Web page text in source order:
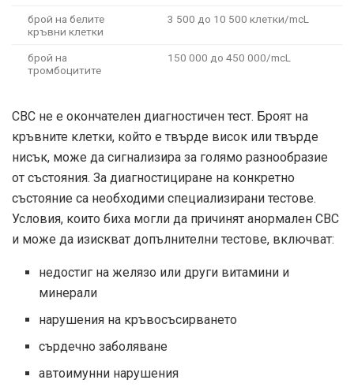
брой на белите
кръвни клетки
3 500 до 10 500 клетки/mcL
брой на
тромбоцитите
150 000 до 450 000/mcL
CBC не е окончателен диагностичен тест. Броят на
кръвните клетки, който е твърде висок или твърде
нисък, може да сигнализира за голямо разнообразие
от състояния. За диагностициране на конкретно
състояние са необходими специализирани тестове.
Условия, които биха могли да причинят анормален CBC
и може да изискват допълнителни тестове, включват:
недостиг на желязо или други витамини и
минерали
нарушения на кръвосъсирването
сърдечно заболяване
автоимунни нарушения